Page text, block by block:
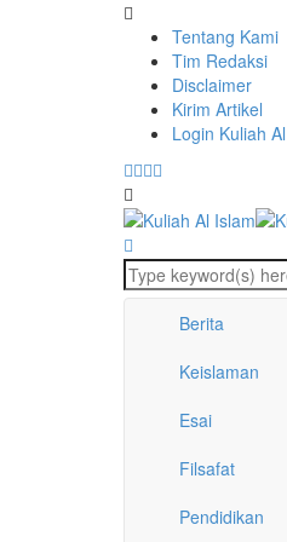
Tentang Kami
Tim Redaksi
Disclaimer
Kirim Artikel
Login Kuliah
Berita
Keislaman
Esai
Filsafat
Pendidikan